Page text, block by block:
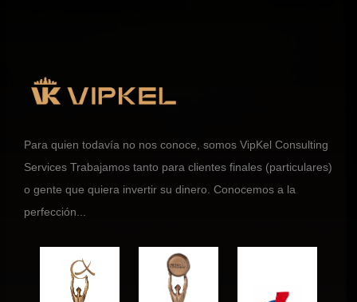
Para quien todavía no nos conoce, somos VipKel Consulting
Services Trabajamos tanto para clientes finales (particulares)
o gente que quiera invertir su dinero. Conocemos a la
perfección...